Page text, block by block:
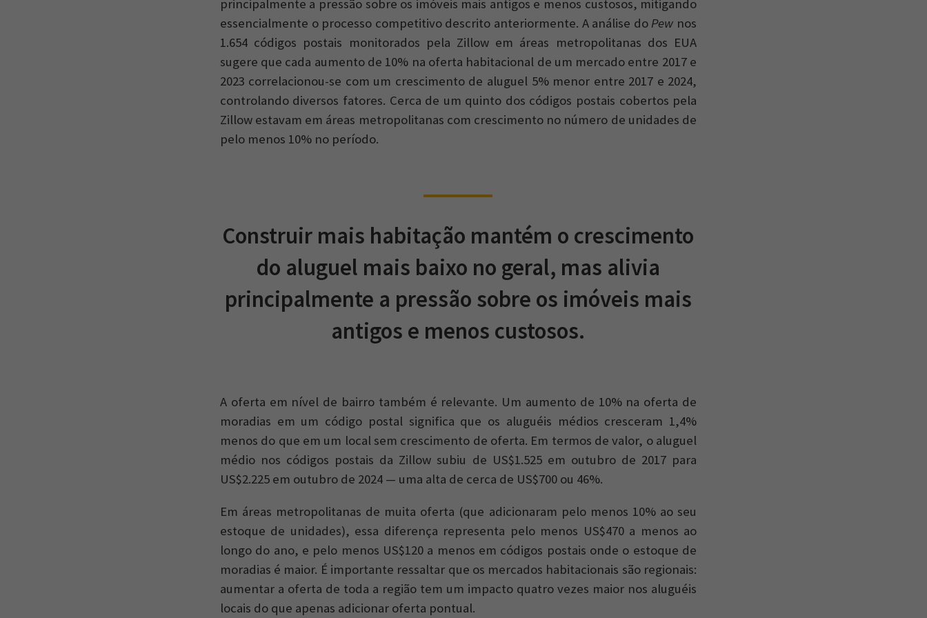
principalmente a pressão sobre os imóveis mais antigos e menos custosos, mitigando
essencialmente o processo competitivo descrito anteriormente. A análise do Pew nos
1.654 códigos postais monitorados pela Zillow em áreas metropolitanas dos EUA
sugere que cada aumento de 10% na oferta habitacional de um mercado entre 2017 e
2023 correlacionou-se com um crescimento de aluguel 5% menor entre 2017 e 2024,
controlando diversos fatores. Cerca de um quinto dos códigos postais cobertos pela
Zillow estavam em áreas metropolitanas com crescimento no número de unidades de
pelo menos 10% no período.
Construir mais habitação mantém o crescimento
do aluguel mais baixo no geral, mas alivia
principalmente a pressão sobre os imóveis mais
antigos e menos custosos.
A oferta em nível de bairro também é relevante. Um aumento de 10% na oferta de
moradias em um código postal significa que os aluguéis médios cresceram 1,4%
menos do que em um local sem crescimento de oferta. Em termos de valor, o aluguel
médio nos códigos postais da Zillow subiu de US$1.525 em outubro de 2017 para
US$2.225 em outubro de 2024 — uma alta de cerca de US$700 ou 46%.
Em áreas metropolitanas de muita oferta (que adicionaram pelo menos 10% ao seu
estoque de unidades), essa diferença representa pelo menos US$470 a menos ao
longo do ano, e pelo menos US$120 a menos em códigos postais onde o estoque de
moradias é maior. É importante ressaltar que os mercados habitacionais são regionais:
aumentar a oferta de toda a região tem um impacto quatro vezes maior nos aluguéis
locais do que apenas adicionar oferta pontual.